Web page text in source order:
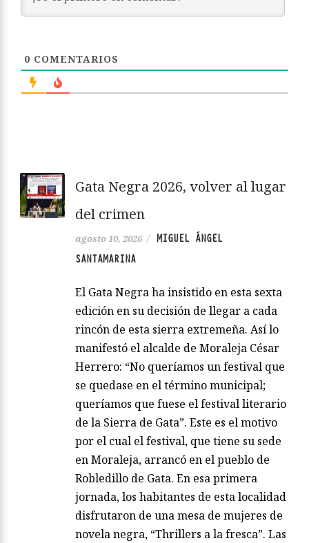
0 COMENTARIOS
Gata Negra 2026, volver al lugar
del crimen
agosto 10, 2026 / MIGUEL ÁNGEL
SANTAMARINA
El Gata Negra ha insistido en esta sexta
edición en su decisión de llegar a cada
rincón de esta sierra extremeña. Así lo
manifestó el alcalde de Moraleja César
Herrero: “No queríamos un festival que
se quedase en el término municipal;
queríamos que fuese el festival literario
de la Sierra de Gata”. Este es el motivo
por el cual el festival, que tiene su sede
en Moraleja, arrancó en el pueblo de
Robledillo de Gata. En esa primera
jornada, los habitantes de esta localidad
disfrutaron de una mesa de mujeres de
novela negra, “Thrillers a la fresca”. Las